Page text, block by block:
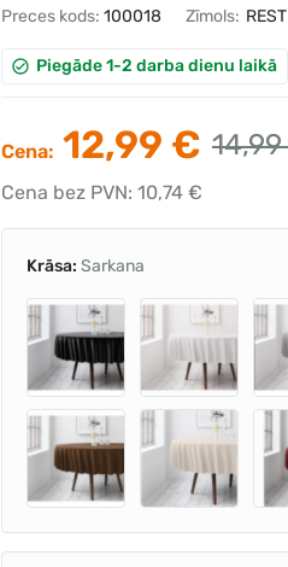
Preces kods: 100018 Zīmols:
Piegāde 1-2 darba dienu laikā
Cena: 12,99 €
Cena bez PVN: 10,74 €
Krāsa: Sarkana